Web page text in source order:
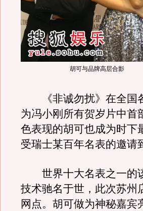
胡可与品牌高层合影
《非诚勿扰》在全国
为冯小刚所有贺岁片中首
色表现的胡可也成为时下
受瑞士某百年名表的邀请
世界十大名表之一的
技术驰名于世，此次苏州
网点。胡可做为神秘嘉